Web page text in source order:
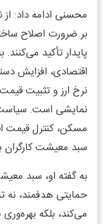
محسنی ادامه داد: از
بر ضرورت اصلاح
پایدار تأکید
اقتصادی، افزایش
نرخ ارز و تثبیت
نمایشی است.
مسکن، کنترل قیمت
سبد معیشت کارگران
به گفته او، سبد
حمایتی هدفمند، نه
می‌کند، بلکه